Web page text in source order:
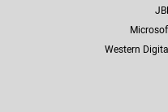
Western